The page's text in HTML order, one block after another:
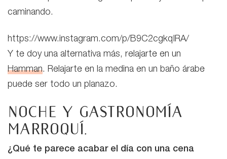
caminando.
https://www.instagram.com/p/B9C2cgkqIRA/
Y te doy una alternativa más, relajarte en un
Hamman. Relajarte en la medina en un baño árabe
puede ser todo un planazo.
Noche y gastronomía
marroquí.
¿Qué te parece acabar el día con una cena